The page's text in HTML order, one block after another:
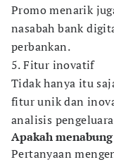
Promo menarik
nasabah bank
perbankan.
5. Fitur inovatif
Tidak hanya itu
fitur unik dan
analisis
Apakah
Pertanyaan